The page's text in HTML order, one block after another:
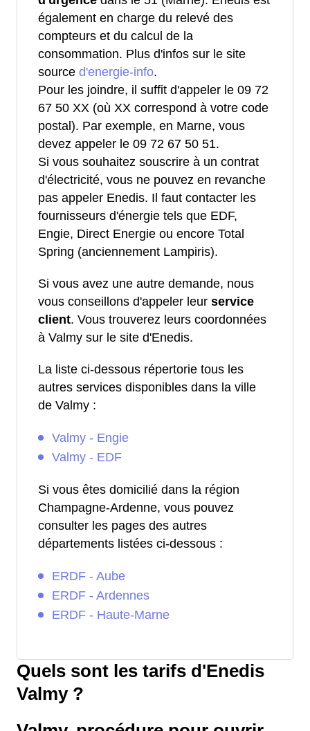
également en charge du relevé des
compteurs et du calcul de la
consommation. Plus d'infos sur le site
source d'energie-info.
Pour les joindre, il suffit d'appeler le 09 72
67 50 XX (où XX correspond à votre code
postal). Par exemple, en Marne, vous
devez appeler le 09 72 67 50 51.
Si vous souhaitez souscrire à un contrat
d'électricité, vous ne pouvez en revanche
pas appeler Enedis. Il faut contacter les
fournisseurs d'énergie tels que EDF,
Engie, Direct Energie ou encore Total
Spring (anciennement Lampiris).
Si vous avez une autre demande, nous
vous conseillons d'appeler leur service
client. Vous trouverez leurs coordonnées
à Valmy sur le site d'Enedis.
La liste ci-dessous répertorie tous les
autres services disponibles dans la ville
de Valmy :
Valmy - Engie
Valmy - EDF
Si vous êtes domicilié dans la région
Champagne-Ardenne, vous pouvez
consulter les pages des autres
départements listées ci-dessous :
ERDF - Aube
ERDF - Ardennes
ERDF - Haute-Marne
Quels sont les tarifs d'Enedis
Valmy ?